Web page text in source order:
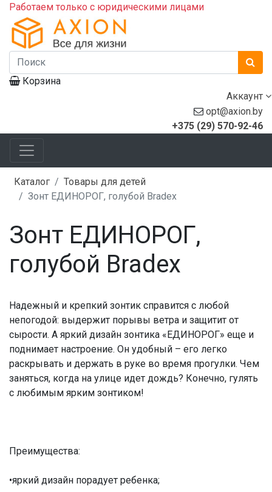
Работаем только с юридическими лицами
Корзина
Аккаунт
opt@axion.by
+375 (29) 570-92-46
Каталог
Товары для детей
Зонт ЕДИНОРОГ, голубой Bradex
Зонт ЕДИНОРОГ,
голубой Bradex
Надежный и крепкий зонтик справится с любой
непогодой: выдержит порывы ветра и защитит от
сырости. А яркий дизайн зонтика «ЕДИНОРОГ» еще и
поднимает настроение. Он удобный – его легко
раскрывать и держать в руке во время прогулки. Чем
заняться, когда на улице идет дождь? Конечно, гулять
с любимым ярким зонтиком!
Преимущества:
•яркий дизайн порадует ребенка;